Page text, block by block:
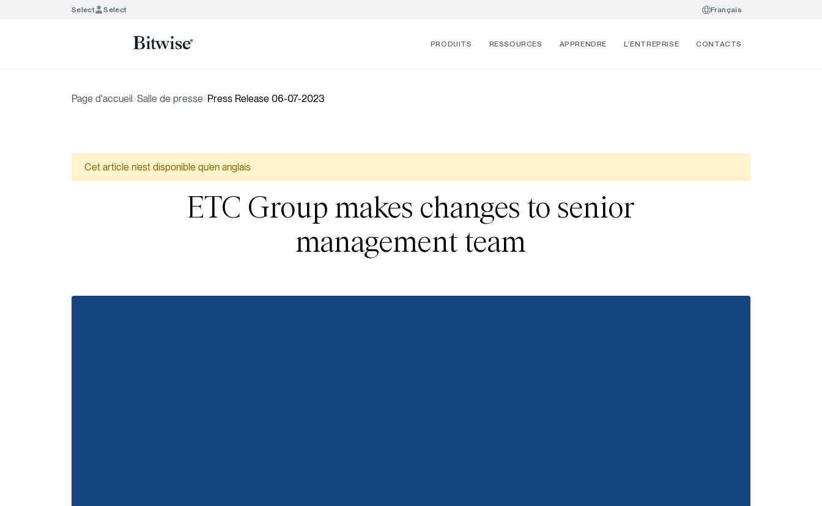
Select Select Français
PRODUITS RESSOURCES APPRENDRE L’ENTREPRISE CONTACTS
Page d'accueil Salle de presse Press Release 06-07-2023
Cet article n’est disponible qu’en anglais
ETC Group makes changes to senior
management team